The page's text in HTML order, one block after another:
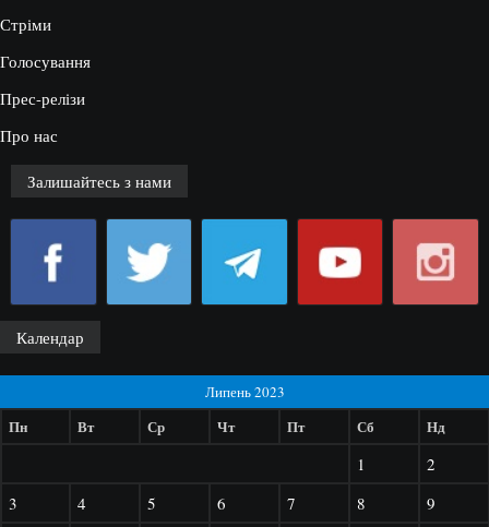
Стріми
Голосування
Прес-релізи
Про нас
Залишайтесь з нами
Календар
Липень 2023
Пн Вт Ср Чт Пт Сб Нд
1
2
3
4 5 6 7 8 9